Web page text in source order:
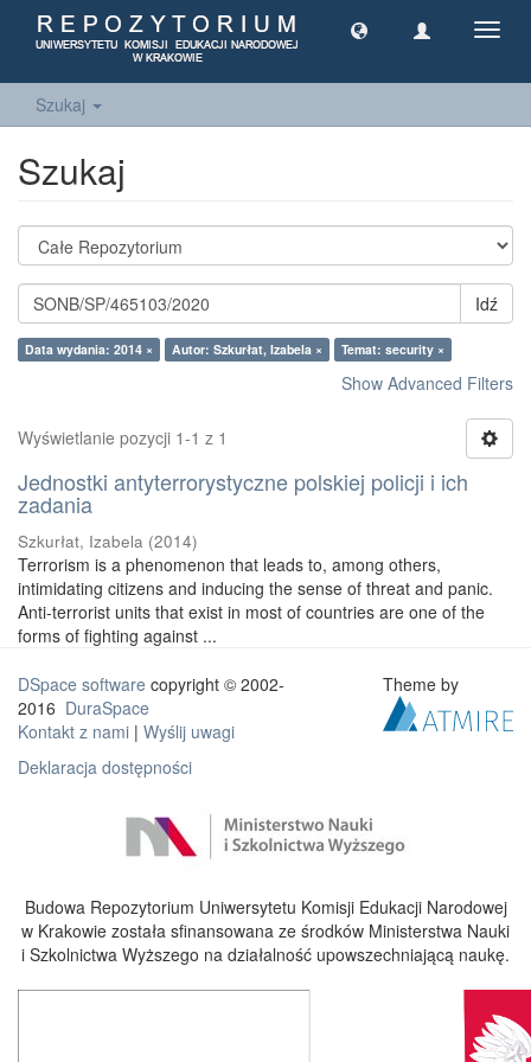
Szukaj
Szukaj
Idź
Data wydania: 2014 × Autor: Szkurłat, Izabela × Temat: security ×
Show Advanced Filters
Wyświetlanie pozycji 1-1 z 1
Jednostki antyterrorystyczne polskiej policji i ich
zadania
Szkurłat, Izabela (2014)
Terrorism is a phenomenon that leads to, among others,
intimidating citizens and inducing the sense of threat and panic.
Anti-terrorist units that exist in most of countries are one of the
forms of fighting against ...
DSpace software copyright © 2002-
2016 DuraSpace
Kontakt z nami | Wyślij uwagi
Deklaracja dostępności
Theme by
Budowa Repozytorium Uniwersytetu Komisji Edukacji Narodowej
w Krakowie została sfinansowana ze środków Ministerstwa Nauki
i Szkolnictwa Wyższego na działalność upowszechniającą naukę.